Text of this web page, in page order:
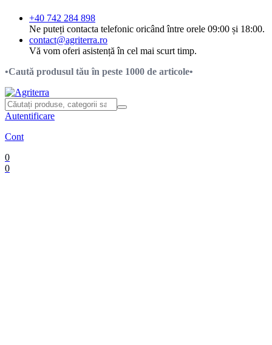
+40 742 284 898
Ne puteți contacta telefonic oricând între orele 09:00 și 18:00.
contact@agriterra.ro
Vă vom oferi asistență în cel mai scurt timp.
•Caută produsul tău în peste 1000 de articole•
Autentificare
Cont
0
0